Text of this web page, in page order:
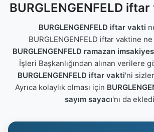
BURGLENGENFELD
BURGLENGENFELD iftar vakti
BURGLENGENFELD iftar vaktine ne
BURGLENGENFELD ramazan
İşleri Başkanlığından alınan verilere
BURGLENGENFELD iftar vakti'ni
Ayrıca kolaylık olması için
sayım sayacı'nı da